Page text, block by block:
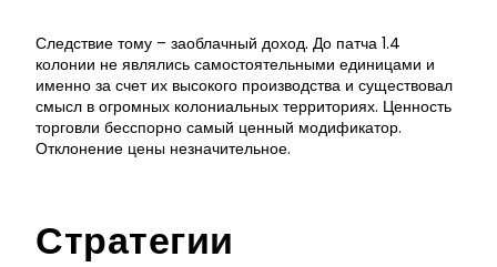
Следствие тому – заоблачный доход. До патча 1.4
колонии не являлись самостоятельными единицами и
именно за счет их высокого производства и существовал
смысл в огромных колониальных территориях. Ценность
торговли бесспорно самый ценный модификатор.
Отклонение цены незначительное.
Стратегии